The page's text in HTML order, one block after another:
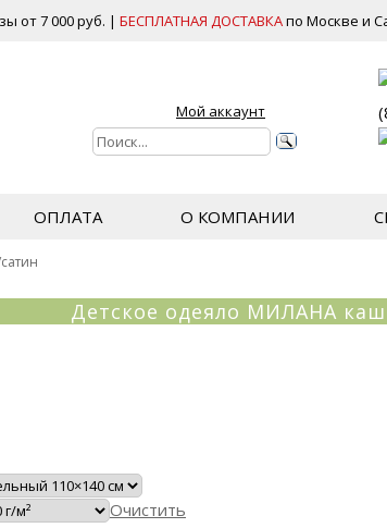
от 7 000 руб. | БЕСПЛАТНАЯ ДОСТАВКАпо Москве и
Мой аккаунт
ОПЛАТА О КОМПАНИИ
Детское одеяло МИЛАНА
Очистить